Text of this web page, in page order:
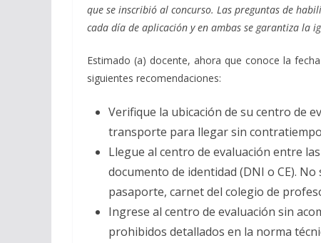
que se inscribió al concurso. Las preguntas de
cada día de aplicación y en ambas se garantiza la
Estimado (a) docente, ahora que conoce la
siguientes recomendaciones:
Verifique la ubicación de su centro de
transporte para llegar sin
Llegue al centro de evaluación entre
documento de identidad (DNI o CE).
pasaporte, carnet del colegio de
Ingrese al centro de evaluación sin
prohibidos detallados en la norma